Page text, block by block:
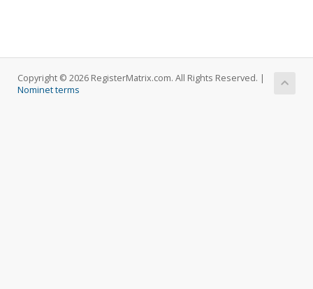
Copyright © 2026 RegisterMatrix.com. All Rights Reserved. |
Nominet terms